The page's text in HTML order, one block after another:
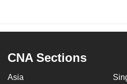
CNA Sections
Asia